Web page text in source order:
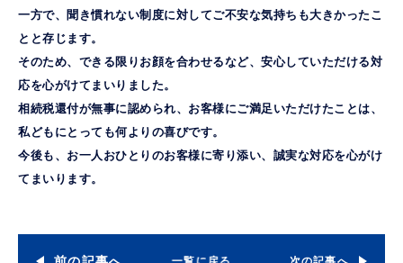
一方で、聞き慣れない制度に対してご不安な気持ちも大きかったこ
とと存じます。
そのため、できる限りお顔を合わせるなど、安心していただける対
応を心がけてまいりました。
相続税還付が無事に認められ、お客様にご満足いただけたことは、
私どもにとっても何よりの喜びです。
今後も、お一人おひとりのお客様に寄り添い、誠実な対応を心がけ
てまいります。